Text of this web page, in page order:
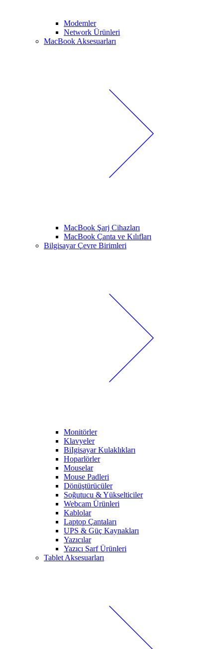
Modemler
Network Ürünleri
MacBook Aksesuarları
MacBook Şarj Cihazları
MacBook Çanta ve Kılıfları
Bilgisayar Çevre Birimleri
Monitörler
Klavyeler
BiIgisayar Kulaklıkları
Hoparlörler
Mouselar
Mouse Padleri
Dönüştürücüler
Soğutucu & Yükselticiler
Webcam Ürünleri
Kablolar
Laptop Çantaları
UPS & Güç Kaynakları
Yazıcılar
Yazıcı Sarf Ürünleri
Tablet Aksesuarları